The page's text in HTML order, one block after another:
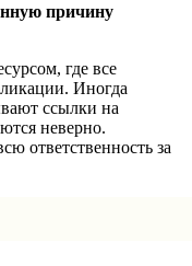
причину
где все
Иногда
ссылки на
неверно.
ответственность за